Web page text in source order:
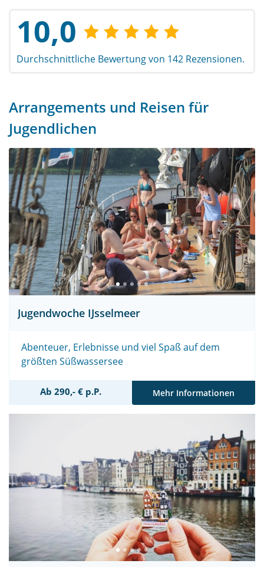
10,0
Durchschnittliche Bewertung von 142 Rezensionen.
Arrangements und Reisen für
Jugendlichen
Jugendwoche IJsselmeer
Abenteuer, Erlebnisse und viel Spaß auf dem
größten Süßwassersee
Ab 290,- € p.P. Mehr Informationen